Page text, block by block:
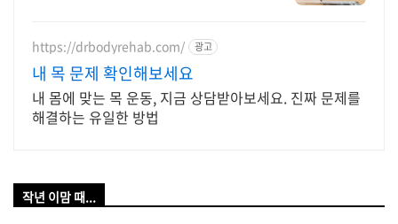
https://drbodyrehab.com/ 광고
내 목 문제 확인해보세요
내 몸에 맞는 목 운동, 지금 상담받아보세요. 진짜 문제를
해결하는 유일한 방법
작년 이맘 때...